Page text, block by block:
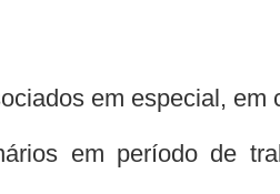
em especial,
em período de